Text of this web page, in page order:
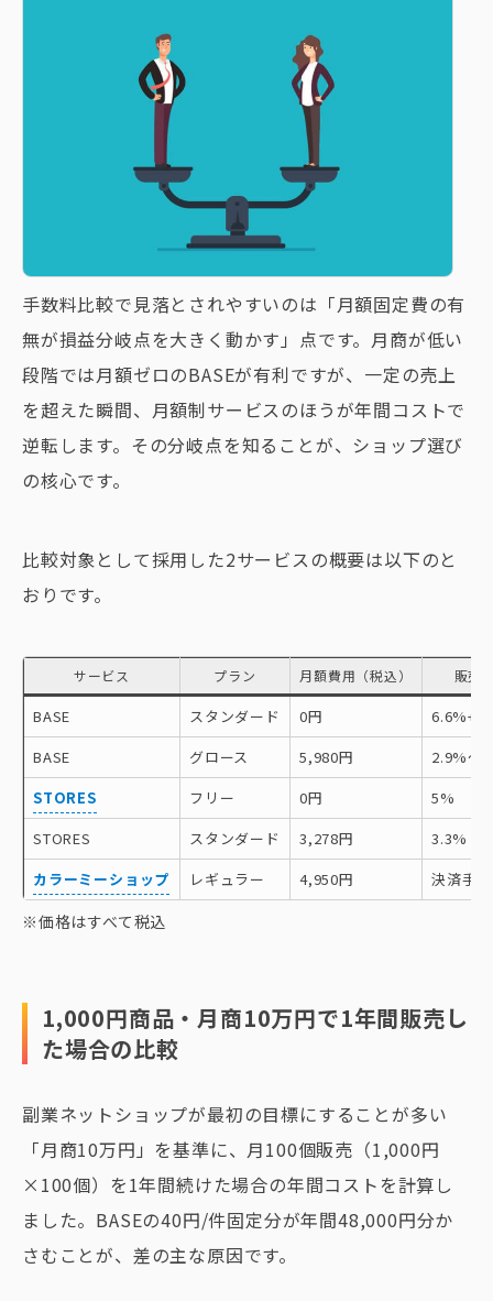
手数料比較で見落とされやすいのは「月額固定費の有
無が損益分岐点を大きく動かす」点です。月商が低い
段階では月額ゼロのBASEが有利ですが、一定の売上
を超えた瞬間、月額制サービスのほうが年間コストで
逆転します。その分岐点を知ることが、ショップ選び
の核心です。
比較対象として採用した2サービスの概要は以下のと
おりです。
サービス プラン 月額費用（税込） 販売
BASE スタンダード 0円
BASE
グロース 5,980円
2.9%〜
STORES
フリー 0円
5%
STORES
スタンダード 3,278円
3.3%
カラーミーショップ
レギュラー 4,950円 決済手
※価格はすべて税込
1,000円商品・月商10万円で1年間販売し
た場合の比較
副業ネットショップが最初の目標にすることが多い
「月商10万円」を基準に、月100個販売（1,000円
×100個）を1年間続けた場合の年間コストを計算し
ました。BASEの40円/件固定分が年間48,000円分か
さむことが、差の主な原因です。